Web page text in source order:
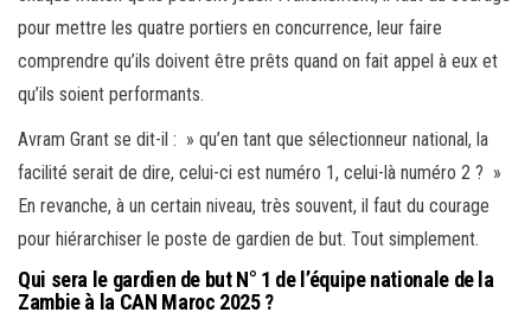
pour mettre les quatre portiers en concurrence, leur faire
comprendre qu’ils doivent être prêts quand on fait appel à eux et
qu’ils soient performants.
Avram Grant se dit-il : » qu’en tant que sélectionneur national, la
facilité serait de dire, celui-ci est numéro 1, celui-là numéro 2 ? »
En revanche, à un certain niveau, très souvent, il faut du courage
pour hiérarchiser le poste de gardien de but. Tout simplement.
Qui sera le gardien de but N° 1 de l’équipe nationale de la
Zambie à la CAN Maroc 2025 ?